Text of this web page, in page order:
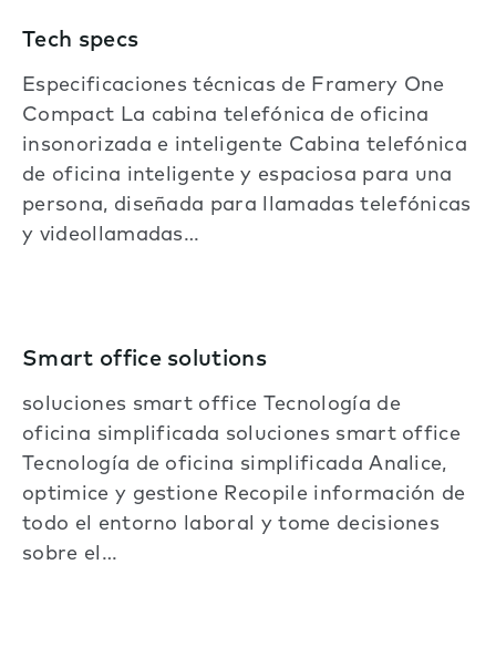
Tech specs
Especificaciones técnicas de Framery One
Compact La cabina telefónica de oficina
insonorizada e inteligente Cabina telefónica
de oficina inteligente y espaciosa para una
persona, diseñada para llamadas telefónicas
y videollamadas…
Smart office solutions
soluciones smart office Tecnología de
oficina simplificada soluciones smart office
Tecnología de oficina simplificada Analice,
optimice y gestione Recopile información de
todo el entorno laboral y tome decisiones
sobre el…